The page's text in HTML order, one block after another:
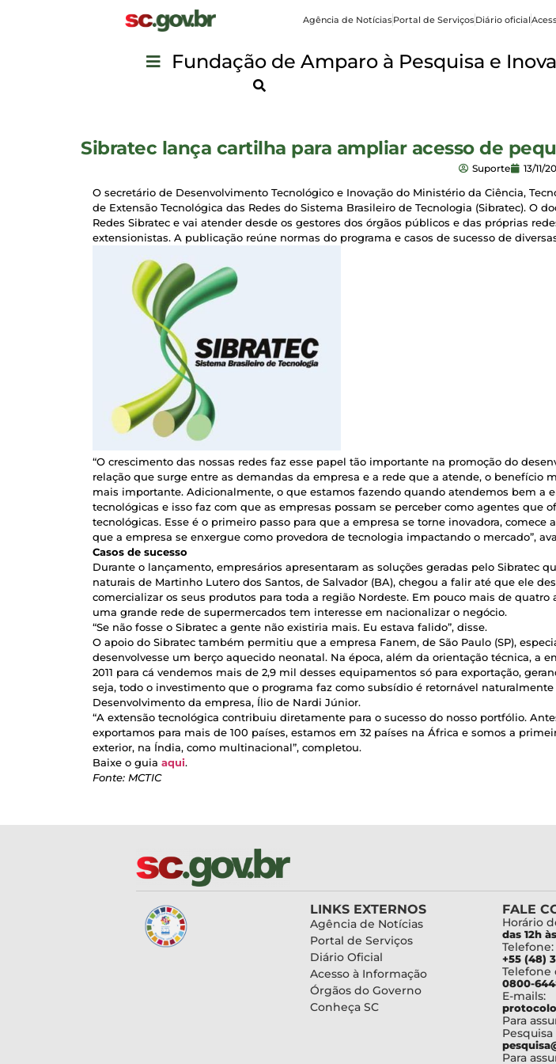
Agência de NotíciasPortal de ServiçosDiário oficial
Fundação de Amparo à Pesquisa e
Sibratec lança cartilha para ampliar acesso de
Suporte 13/11/
O secretário de Desenvolvimento Tecnológico e Inovação do Ministério da Ciência,
de Extensão Tecnológica das Redes do Sistema Brasileiro de Tecnologia (Sibratec). O
Redes Sibratec e vai atender desde os gestores dos órgãos públicos e das próprias
extensionistas. A publicação reúne normas do programa e casos de sucesso de
“O crescimento das nossas redes faz esse papel tão importante na promoção do
relação que surge entre as demandas da empresa e a rede que a atende, o benefício
mais importante. Adicionalmente, o que estamos fazendo quando atendemos bem a
tecnológicas e isso faz com que as empresas possam se perceber como agentes que
tecnológicas. Esse é o primeiro passo para que a empresa se torne inovadora,
que a empresa se enxergue como provedora de tecnologia impactando o mercado”,
Casos de sucesso
Durante o lançamento, empresários apresentaram as soluções geradas pelo Sibratec
naturais de Martinho Lutero dos Santos, de Salvador (BA), chegou a falir até que ele
comercializar os seus produtos para toda a região Nordeste. Em pouco mais de
uma grande rede de supermercados tem interesse em nacionalizar o negócio.
“Se não fosse o Sibratec a gente não existiria mais. Eu estava falido”, disse.
O apoio do Sibratec também permitiu que a empresa Fanem, de São Paulo (SP),
desenvolvesse um berço aquecido neonatal. Na época, além da orientação técnica, a
2011 para cá vendemos mais de 2,9 mil desses equipamentos só para exportação,
seja, todo o investimento que o programa faz como subsídio é retornável
Desenvolvimento da empresa, Ílio de Nardi Júnior.
“A extensão tecnológica contribuiu diretamente para o sucesso do nosso portfólio.
exportamos para mais de 100 países, estamos em 32 países na África e somos a
exterior, na Índia, como multinacional”, completou.
Baixe o guia aqui.
Fonte: MCTIC
LINKS EXTERNOS
Agência de Notícias
Portal de Serviços
Diário Oficial
Acesso à Informação
Órgãos do Governo
Conheça SC
FALE
Horário
das 12h
Telefone:
+55 (48)
Telefone
0800-
E-mails:
Para
Pesquisa
Para